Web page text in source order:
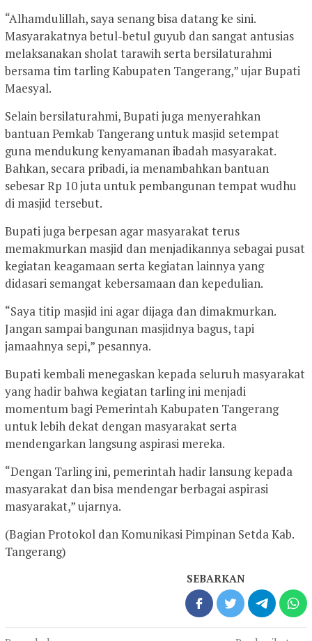
“Alhamdulillah, saya senang bisa datang ke sini.
Masyarakatnya betul-betul guyub dan sangat antusias
melaksanakan sholat tarawih serta bersilaturahmi
bersama tim tarling Kabupaten Tangerang,” ujar Bupati
Maesyal.
Selain bersilaturahmi, Bupati juga menyerahkan
bantuan Pemkab Tangerang untuk masjid setempat
guna mendukung kenyamanan ibadah masyarakat.
Bahkan, secara pribadi, ia menambahkan bantuan
sebesar Rp 10 juta untuk pembangunan tempat wudhu
di masjid tersebut.
Bupati juga berpesan agar masyarakat terus
memakmurkan masjid dan menjadikannya sebagai pusat
kegiatan keagamaan serta kegiatan lainnya yang
didasari semangat kebersamaan dan kepedulian.
“Saya titip masjid ini agar dijaga dan dimakmurkan.
Jangan sampai bangunan masjidnya bagus, tapi
jamaahnya sepi,” pesannya.
Bupati kembali menegaskan kepada seluruh masyarakat
yang hadir bahwa kegiatan tarling ini menjadi
momentum bagi Pemerintah Kabupaten Tangerang
untuk lebih dekat dengan masyarakat serta
mendengarkan langsung aspirasi mereka.
“Dengan Tarling ini, pemerintah hadir lansung kepada
masyarakat dan bisa mendengar berbagai aspirasi
masyarakat,” ujarnya.
(Bagian Protokol dan Komunikasi Pimpinan Setda Kab.
Tangerang)
SEBARKAN